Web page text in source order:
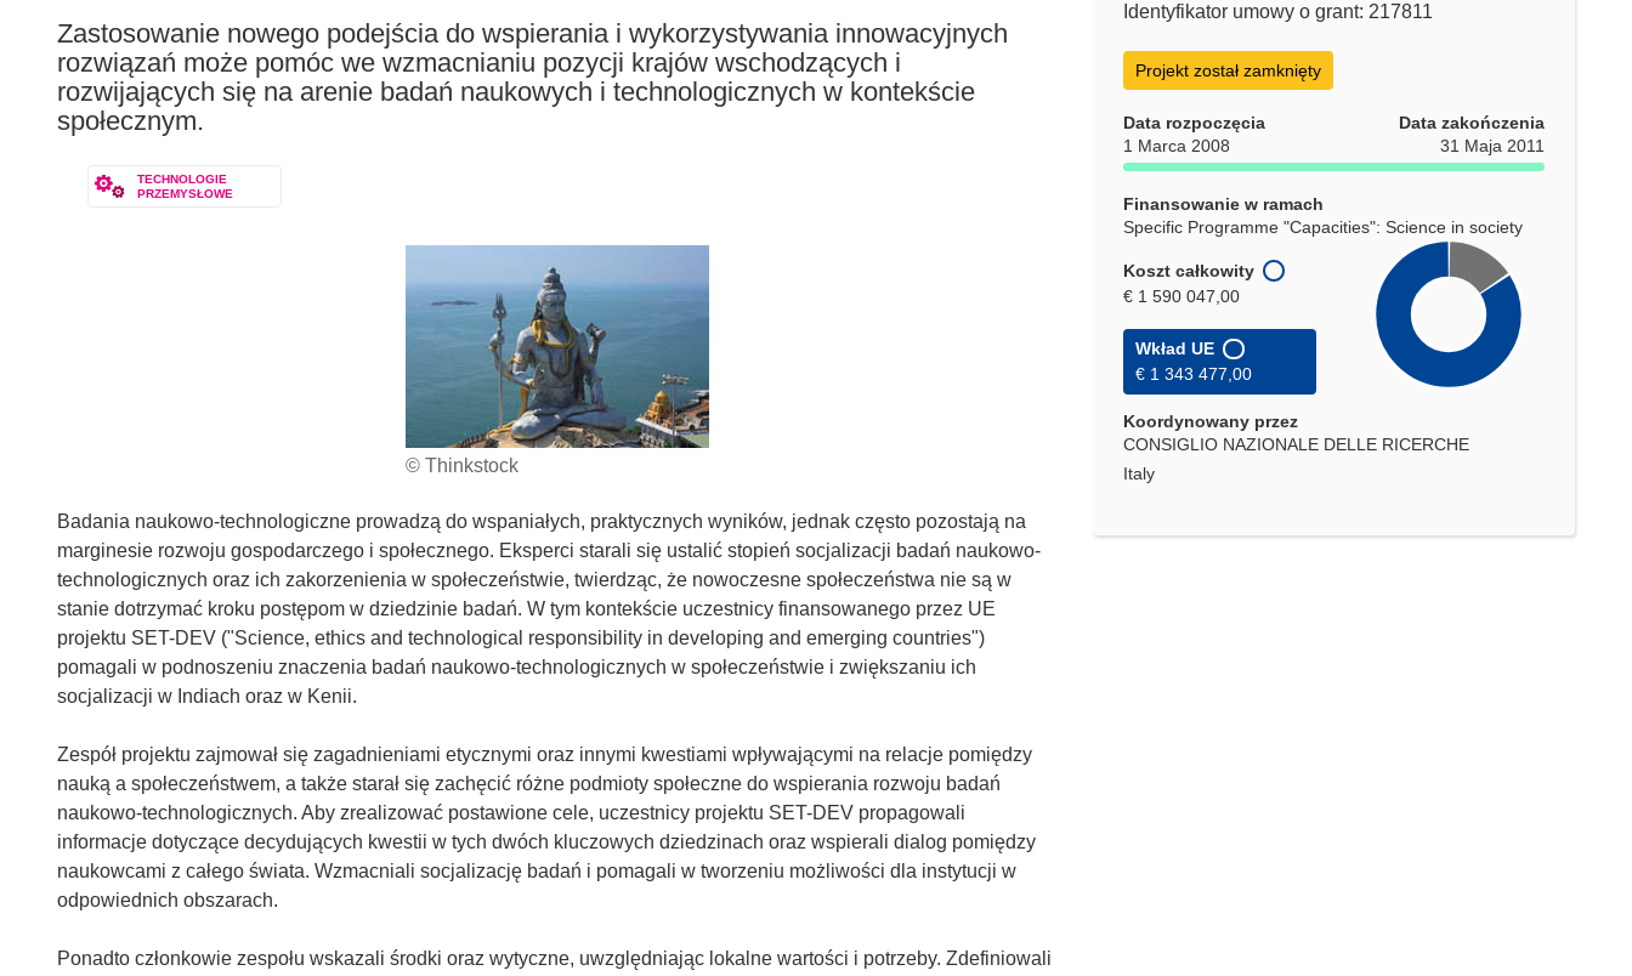
Zastosowanie nowego podejścia do wspierania i wykorzystywania innowacyjnych
rozwiązań może pomóc we wzmacnianiu pozycji krajów wschodzących i
rozwijających się na arenie badań naukowych i technologicznych w kontekście
społecznym.
TECHNOLOGIE
PRZEMYSŁOWE
© Thinkstock
Badania naukowo-technologiczne prowadzą do wspaniałych, praktycznych wyników, jednak często pozostają na
marginesie rozwoju gospodarczego i społecznego. Eksperci starali się ustalić stopień socjalizacji badań naukowo-
technologicznych oraz ich zakorzenienia w społeczeństwie, twierdząc, że nowoczesne społeczeństwa nie są w
stanie dotrzymać kroku postępom w dziedzinie badań. W tym kontekście uczestnicy finansowanego przez UE
projektu SET-DEV ("Science, ethics and technological responsibility in developing and emerging countries")
pomagali w podnoszeniu znaczenia badań naukowo-technologicznych w społeczeństwie i zwiększaniu ich
socjalizacji w Indiach oraz w Kenii.
Zespół projektu zajmował się zagadnieniami etycznymi oraz innymi kwestiami wpływającymi na relacje pomiędzy
nauką a społeczeństwem, a także starał się zachęcić różne podmioty społeczne do wspierania rozwoju badań
naukowo-technologicznych. Aby zrealizować postawione cele, uczestnicy projektu SET-DEV propagowali
informacje dotyczące decydujących kwestii w tych dwóch kluczowych dziedzinach oraz wspierali dialog pomiędzy
naukowcami z całego świata. Wzmacniali socjalizację badań i pomagali w tworzeniu możliwości dla instytucji w
odpowiednich obszarach.
Ponadto członkowie zespołu wskazali środki oraz wytyczne, uwzględniając lokalne wartości i potrzeby. Zdefiniowali
Identyfikator umowy o grant: 217811
Projekt został zamknięty
Data rozpoczęcia
1 Marca 2008
Data zakończenia
31 Maja 2011
Finansowanie w ramach
Specific Programme "Capacities": Science in society
Koszt całkowity
€ 1 590 047,00
Wkład UE
€ 1 343 477,00
Koordynowany przez
CONSIGLIO NAZIONALE DELLE RICERCHE
Italy